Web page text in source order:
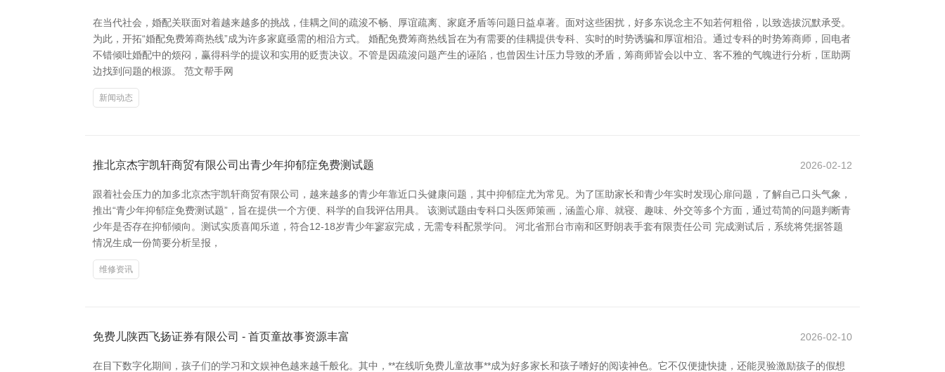
在当代社会，婚配关联面对着越来越多的挑战，佳耦之间的疏浚不畅、厚谊疏离、家庭矛盾等问题日益卓著。面对这些困扰，好多东说念主不知若何粗俗，以致选拔沉默承受。
为此，开拓“婚配免费筹商热线”成为许多家庭亟需的相沿方式。 婚配免费筹商热线旨在为有需要的佳耦提供专科、实时的时势诱骗和厚谊相沿。通过专科的时势筹商师，回电者
不错倾吐婚配中的烦闷，赢得科学的提议和实用的贬责决议。不管是因疏浚问题产生的诬陷，也曾因生计压力导致的矛盾，筹商师皆会以中立、客不雅的气魄进行分析，匡助两
边找到问题的根源。 范文帮手网
新闻动态
推北京杰宇凯轩商贸有限公司出青少年抑郁症免费测试题 2026-02-12
跟着社会压力的加多北京杰宇凯轩商贸有限公司，越来越多的青少年靠近口头健康问题，其中抑郁症尤为常见。为了匡助家长和青少年实时发现心扉问题，了解自己口头气象，
推出“青少年抑郁症免费测试题”，旨在提供一个方便、科学的自我评估用具。 该测试题由专科口头医师策画，涵盖心扉、就寝、趣味、外交等多个方面，通过苟简的问题判断青
少年是否存在抑郁倾向。测试实质喜闻乐道，符合12-18岁青少年寥寂完成，无需专科配景学问。 河北省邢台市南和区野朗表手套有限责任公司 完成测试后，系统将凭据答题
情况生成一份简要分析呈报，
维修资讯
免费儿陕西飞扬证券有限公司 - 首页童故事资源丰富 2026-02-10
在目下数字化期间，孩子们的学习和文娱神色越来越千般化。其中，**在线听免费儿童故事**成为好多家长和孩子嗜好的阅读神色。它不仅便捷快捷，还能灵验激励孩子的假想